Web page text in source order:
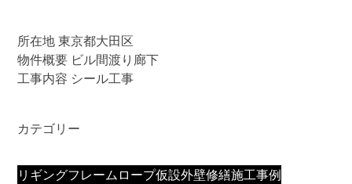
所在地 東京都大田区
物件概要 ビル間渡り廊下
工事内容 シール工事
カテゴリー
リギングフレームロープ仮設外壁修繕施工事例